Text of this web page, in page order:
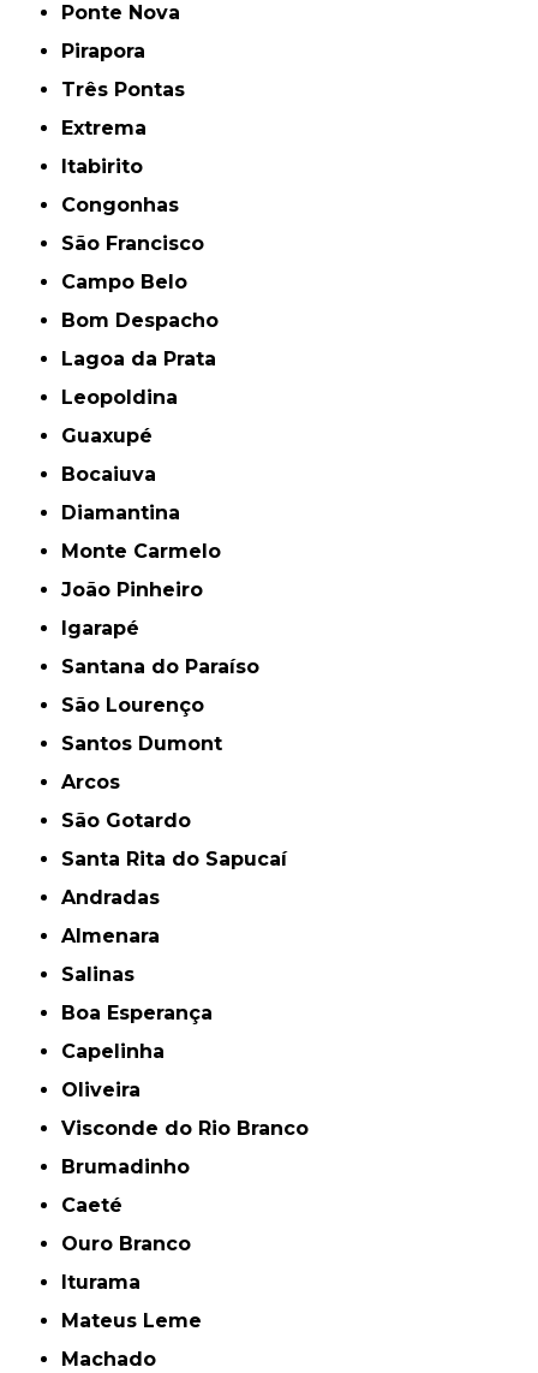
Ponte Nova
Pirapora
Três Pontas
Extrema
Itabirito
Congonhas
São Francisco
Campo Belo
Bom Despacho
Lagoa da Prata
Leopoldina
Guaxupé
Bocaiuva
Diamantina
Monte Carmelo
João Pinheiro
Igarapé
Santana do Paraíso
São Lourenço
Santos Dumont
Arcos
São Gotardo
Santa Rita do Sapucaí
Andradas
Almenara
Salinas
Boa Esperança
Capelinha
Oliveira
Visconde do Rio Branco
Brumadinho
Caeté
Ouro Branco
Iturama
Mateus Leme
Machado